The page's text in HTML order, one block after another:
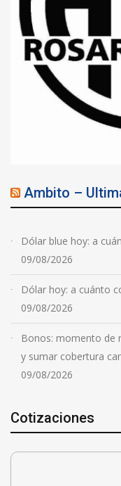
Ambito –
Dólar blue hoy: a
09/08/2026
Dólar hoy: a cuánto
09/08/2026
Bonos: momento de
y sumar cobertura
09/08/2026
Cotizaciones